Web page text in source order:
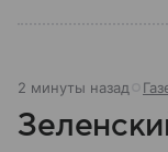
2 минуты назад